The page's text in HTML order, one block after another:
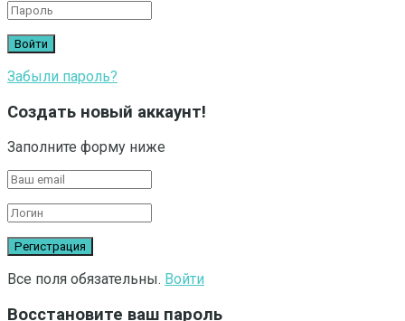
Забыли пароль?
Создать новый аккаунт!
Заполните форму ниже
Все поля обязательны. Войти
Восстановите ваш пароль